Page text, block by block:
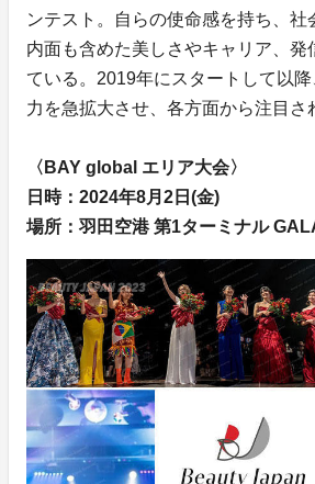
ンテスト。自らの使命感を持ち、社
内面も含めた美しさやキャリア、発
ている。2019年にスタートして以
力を急拡大させ、各方面から注目さ
〈BAY global エリア大会〉
日時：2024年8月2日(金)
場所：羽田空港 第1ターミナル